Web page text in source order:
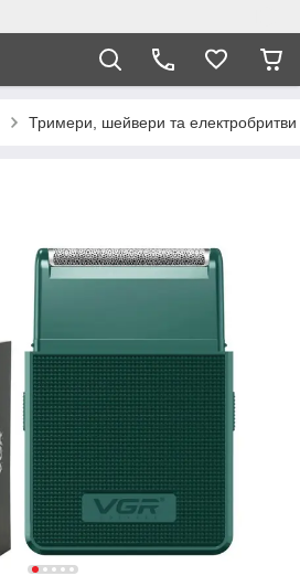
Тримери, шейвери та електробритви